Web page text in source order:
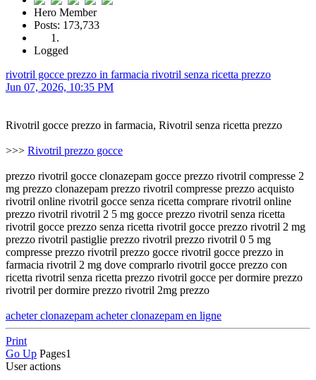
Hero Member
Posts: 173,733
Logged
rivotril gocce prezzo in farmacia rivotril senza ricetta prezzo
Jun 07, 2026, 10:35 PM
Rivotril gocce prezzo in farmacia, Rivotril senza ricetta prezzo
>>> Rivotril prezzo gocce
prezzo rivotril gocce clonazepam gocce prezzo rivotril compresse 2
mg prezzo clonazepam prezzo rivotril compresse prezzo acquisto
rivotril online rivotril gocce senza ricetta comprare rivotril online
prezzo rivotril rivotril 2 5 mg gocce prezzo rivotril senza ricetta
rivotril gocce prezzo senza ricetta rivotril gocce prezzo rivotril 2 mg
prezzo rivotril pastiglie prezzo rivotril prezzo rivotril 0 5 mg
compresse prezzo rivotril prezzo gocce rivotril gocce prezzo in
farmacia rivotril 2 mg dove comprarlo rivotril gocce prezzo con
ricetta rivotril senza ricetta prezzo rivotril gocce per dormire prezzo
rivotril per dormire prezzo rivotril 2mg prezzo
acheter clonazepam acheter clonazepam en ligne
Print
Go Up Pages1
User actions